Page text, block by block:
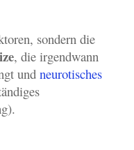
sondern die
, die irgendwann
und neurotisches